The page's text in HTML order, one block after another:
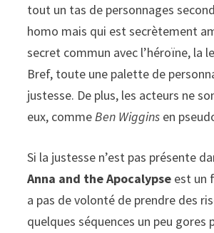
tout un tas de personnages
homo mais qui est secrètement
secret commun avec l’héroïne, la
Bref, toute une palette de
justesse. De plus, les acteurs ne
eux, commeBen Wiggins en
Si la justesse n’est pas présente
Anna and the Apocalypse est un
a pas de volonté de prendre des
quelques séquences un peu